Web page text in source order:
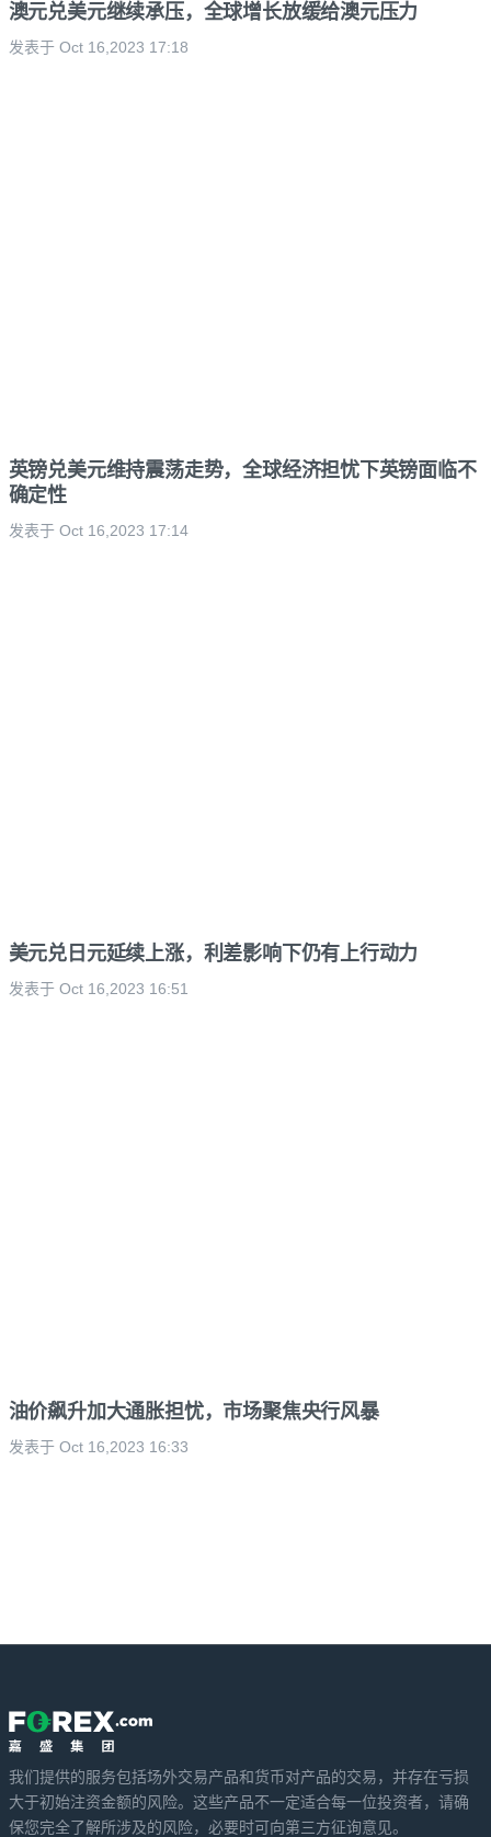
澳元兑美元继续承压，全球增长放缓给澳元压力
发表于 Oct 16,2023 17:18
英镑兑美元维持震荡走势，全球经济担忧下英镑面临不
确定性
发表于 Oct 16,2023 17:14
美元兑日元延续上涨，利差影响下仍有上行动力
发表于 Oct 16,2023 16:51
油价飙升加大通胀担忧，市场聚焦央行风暴
发表于 Oct 16,2023 16:33
我们提供的服务包括场外交易产品和货币对产品的交易，并存在亏损
大于初始注资金额的风险。这些产品不一定适合每一位投资者，请确
保您完全了解所涉及的风险，必要时可向第三方征询意见。